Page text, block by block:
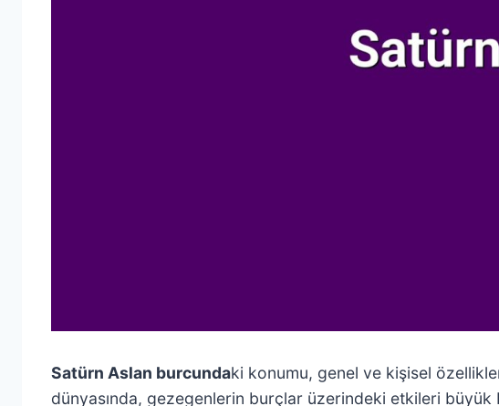
Satürn Aslan burcundaki konumu, genel ve kişisel
dünyasında, gezegenlerin burçlar üzerindeki etkileri